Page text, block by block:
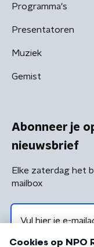
Programma's
Presentatoren
Muziek
Gemist
Abonneer je
nieuwsbrief
Elke zaterdag het
mailbox